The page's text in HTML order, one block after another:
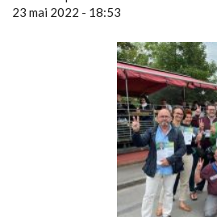
23 mai 2022 - 18:53